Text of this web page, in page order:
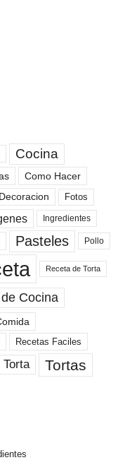
Cocina
Como Hacer
Decoracion Fotos
Ingredientes
Pasteles Pollo
Receta de Torta
Cocina
Recetas Faciles
Torta Tortas